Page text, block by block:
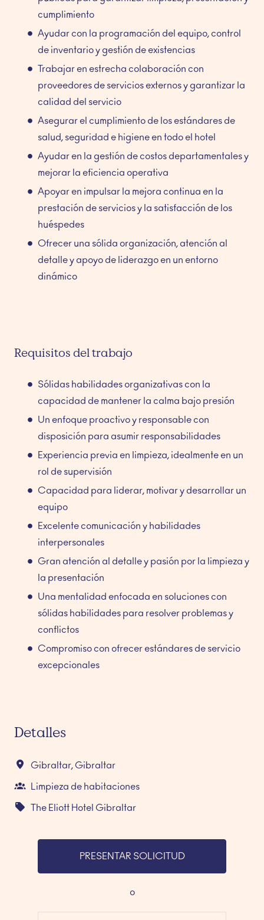
cumplimiento
Ayudar con la programación del equipo, control
de inventario y gestión de existencias
Trabajar en estrecha colaboración con
proveedores de servicios externos y garantizar la
calidad del servicio
Asegurar el cumplimiento de los estándares de
salud, seguridad e higiene en todo el hotel
Ayudar en la gestión de costos departamentales y
mejorar la eficiencia operativa
Apoyar en impulsar la mejora continua en la
prestación de servicios y la satisfacción de los
huéspedes
Ofrecer una sólida organización, atención al
detalle y apoyo de liderazgo en un entorno
dinámico
Requisitos del trabajo
Sólidas habilidades organizativas con la
capacidad de mantener la calma bajo presión
Un enfoque proactivo y responsable con
disposición para asumir responsabilidades
Experiencia previa en limpieza, idealmente en un
rol de supervisión
Capacidad para liderar, motivar y desarrollar un
equipo
Excelente comunicación y habilidades
interpersonales
Gran atención al detalle y pasión por la limpieza y
la presentación
Una mentalidad enfocada en soluciones con
sólidas habilidades para resolver problemas y
conflictos
Compromiso con ofrecer estándares de servicio
excepcionales
Detalles
Gibraltar,Gibraltar
Limpieza de habitaciones
The Eliott Hotel Gibraltar
PRESENTAR SOLICITUD
o